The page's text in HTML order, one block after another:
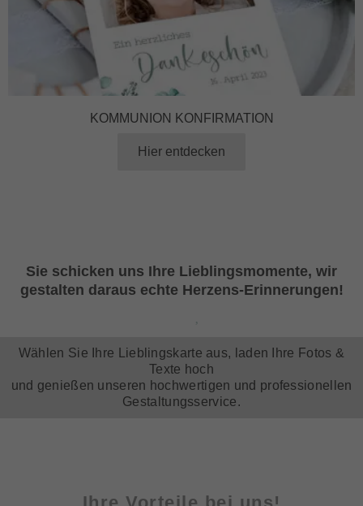
KOMMUNION KONFIRMATION
Hier entdecken
Sie schicken uns Ihre Lieblingsmomente, wir
gestalten daraus echte Herzens-Erinnerungen!
Wählen Sie Ihre Lieblingskarte aus, laden Ihre Fotos &
Texte hoch
und genießen unseren hochwertigen und professionellen
Gestaltungsservice.